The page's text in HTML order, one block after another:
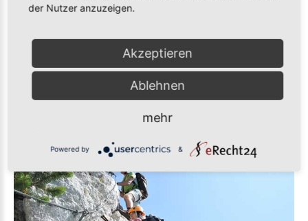
MOUNTAINBIKE
Für sportliche Abwechslung sorgen die Mountainbike- und
Radwege.
Zum Radfahren
der Nutzer anzuzeigen.
Akzeptieren
Ablehnen
mehr
Powered by &